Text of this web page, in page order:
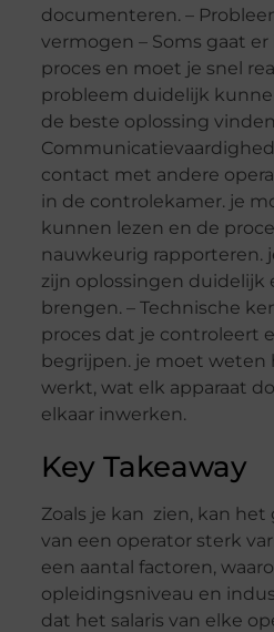
documenteren. –
vermogen – Soms gaat
proces en moet je snel
probleem duidelijk
de beste oplossing
contact met andere
in de controlekamer. je
kunnen lezen en de
nauwkeurig rapporteren.
zijn oplossingen duidelijk
brengen. – Technische
proces dat je controleert
begrijpen. je moet weten
werkt, wat elk apparaat
elkaar inwerken.
Key Takeaway
Zoals je kan zien, kan het
van een operator sterk
een aantal factoren,
opleidingsniveau en
dat het salaris van elke